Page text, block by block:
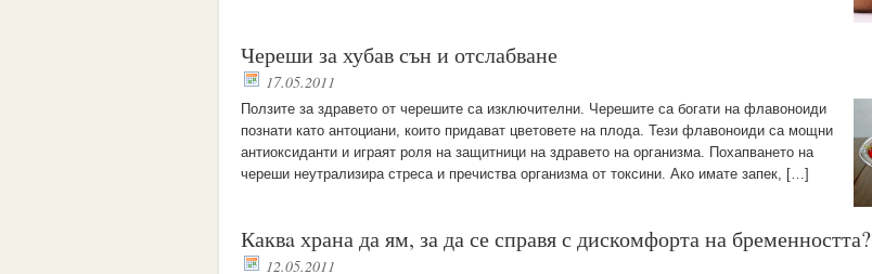
Череши за хубав сън и отслабване
17.05.2011
Ползите за здравето от черешите са изключителни. Черешите са богати на флавоноиди
познати като антоциани, които придават цветовете на плода. Тези флавоноиди са мощни
антиоксиданти и играят роля на защитници на здравето на организма. Похапването на
череши неутрализира стреса и пречиства организма от токсини. Ако имате запек, […]
Каквa храна да ям, за да се справя с дискомфорта на бременността?
12.05.2011